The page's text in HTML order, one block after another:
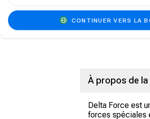
À propos de la
Delta Force est
forces spéciales
CONTINUER VERS LA